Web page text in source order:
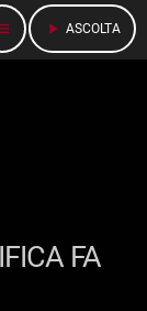
play_arrow ASCOLTA
FA